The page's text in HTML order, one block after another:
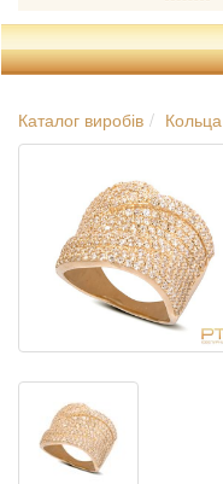
Каталог виробів Кольца